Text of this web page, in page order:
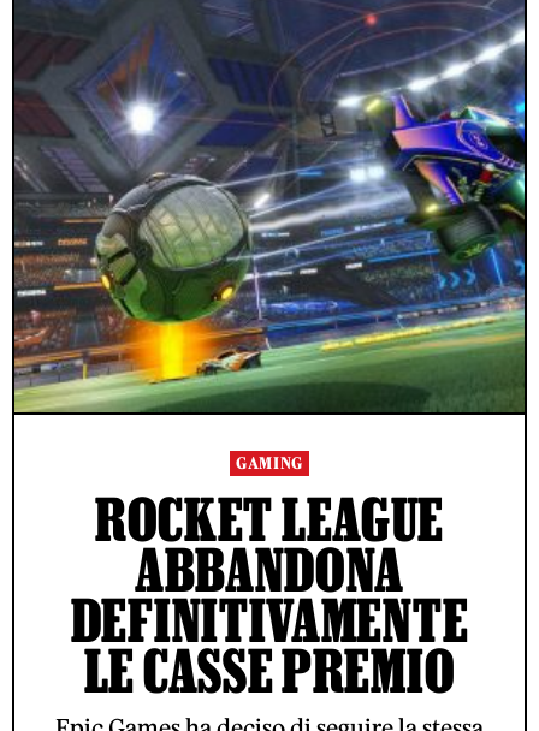
GAMING
ROCKET LEAGUE
ABBANDONA
DEFINITIVAMENTE
LE CASSE PREMIO